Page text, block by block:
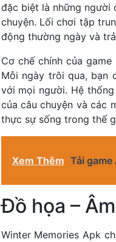
đặc biệt là những người
chuyện. Lối chơi tập
động thường ngày và
Cơ chế chính của
Mỗi ngày trôi qua, bạn
với mọi người. Hệ
của câu chuyện và các
thực sự sống trong thế
Xem Thêm Tải game
Đồ họa –
Winter Memories Apk